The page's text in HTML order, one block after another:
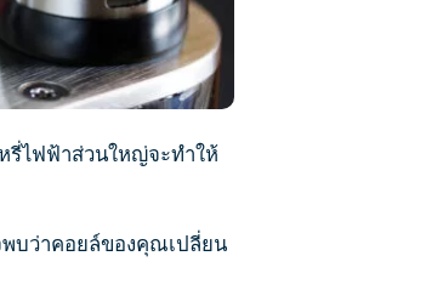
รี่ไฟฟ้าส่วนใหญ่จะทำให้
บว่าคอยล์ของคุณเปลี่ยน